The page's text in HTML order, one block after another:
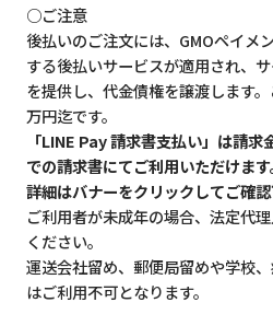
○ご注意
後払いのご注文には、GMOペイメ
する後払いサービスが適用され、
を提供し、代金債権を譲渡します
万円迄です。
「LINE Pay 請求書支払い」は請
での請求書にてご利用いただけます
詳細はバナーをクリックしてご確認
ご利用者が未成年の場合、法定代
ください。
運送会社留め、郵便局留めや学校
はご利用不可となります。